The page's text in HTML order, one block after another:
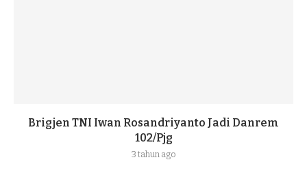
Brigjen TNI Iwan Rosandriyanto Jadi Danrem
102/Pjg
3 tahun ago